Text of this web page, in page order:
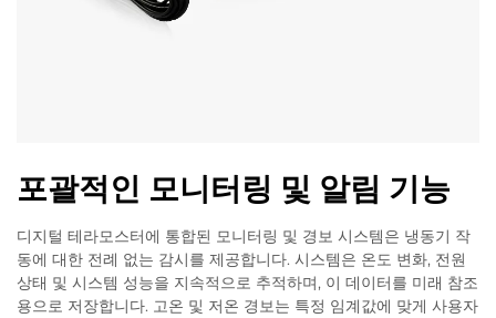
포괄적인 모니터링 및 알림 기능
디지털 테라모스터에 통합된 모니터링 및 경보 시스템은 냉동기 작
동에 대한 전례 없는 감시를 제공합니다. 시스템은 온도 변화, 전원
상태 및 시스템 성능을 지속적으로 추적하며, 이 데이터를 미래 참조
용으로 저장합니다. 고온 및 저온 경보는 특정 임계값에 맞게 사용자